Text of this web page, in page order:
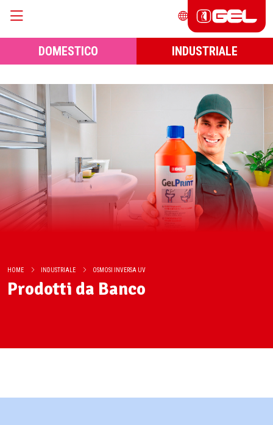
DOMESTICO INDUSTRIALE
HOME INDUSTRIALE OSMOSI INVERSA UV
Prodotti da Banco